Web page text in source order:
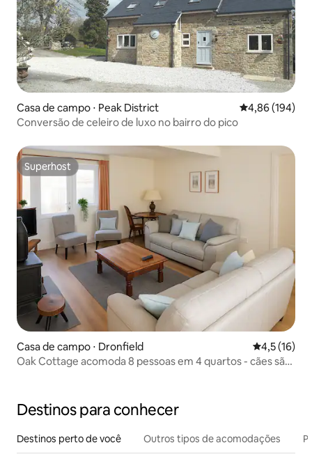
Casa de campo ⋅ Peak District 4,86 de uma
4,86 (194)
Conversão de celeiro de luxo no bairro do pico
Superhost
Superhost
Casa de campo ⋅ Dronfield 4,5 de uma
4,5 (16)
Oak Cottage acomoda 8 pessoas em 4 quartos - cães são
Destinos para conhecer
Destinos perto de você Outros tipos de acomodações